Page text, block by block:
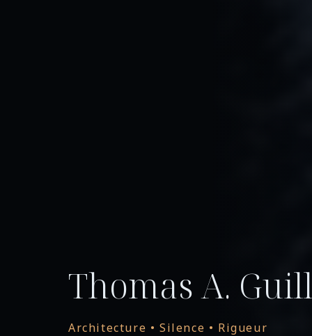
Thomas A.
Architecture • Silence • Rigueur